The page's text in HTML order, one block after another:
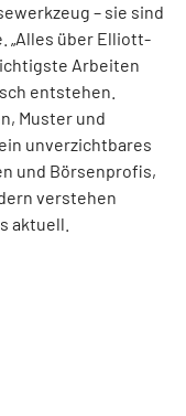
– sie sind
„Alles über Elliott-
Arbeiten
entstehen.
Muster und
unverzichtbares
und Börsenprofis,
verstehen
aktuell.